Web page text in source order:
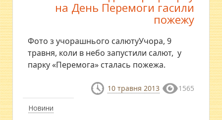
Новини
на День Перемоги гасили
пожежу
Фото з учорашнього салютуУчора, 9
травня, коли в небо запустили салют, у
парку «Перемога» сталась пожежа.
10 травня 2013 1565